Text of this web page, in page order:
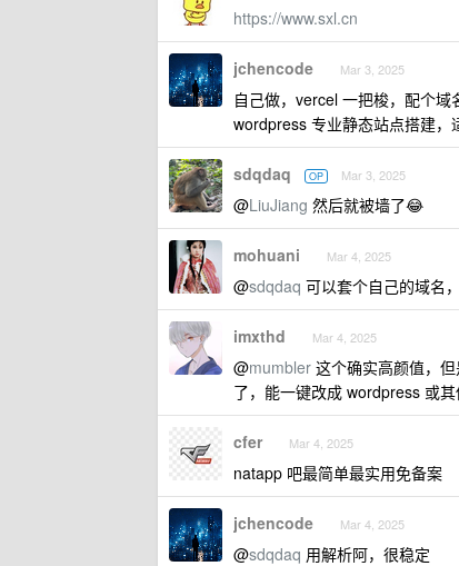
https://www.sxl.cn
jchencode Mar 3, 2025
自己做，vercel 一把梭，配个域
wordpress 专业静态站点搭建，
sdqdaq OP Mar 3, 2025
@LiuJiang 然后就被墙了😂
mohuani Mar 4, 2025
@sdqdaq 可以套个自己的域名
imxthd Mar 4, 2025
@mumbler 这个确实高颜值，
了，能一键改成 wordpress 或其
cfer Mar 4, 2025
natapp 吧最简单最实用免备案
jchencode Mar 4, 2025
@sdqdaq 用解析阿，很稳定